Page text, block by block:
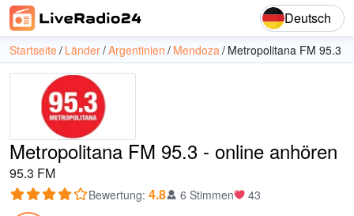
Deutsch
Startseite Länder Argentinien Mendoza Metropolitana FM 95.3
Metropolitana FM 95.3 - online anhören
95.3 FM
Bewertung: 4.8 6 Stimmen 43